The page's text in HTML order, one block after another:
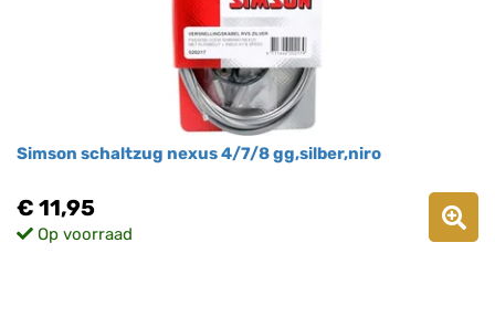
Simson schaltzug nexus 4/7/8 gg,silber,niro
€ 11,95
Op voorraad